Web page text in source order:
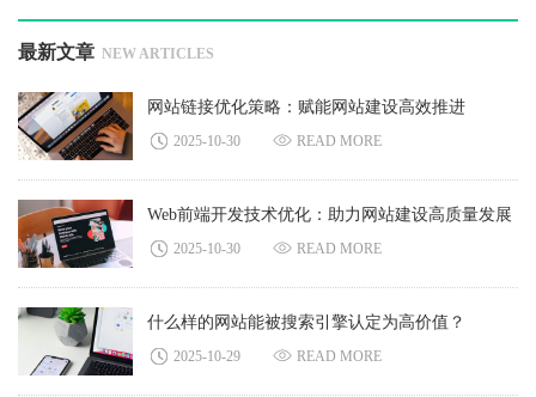
最新文章 NEW ARTICLES
网站链接优化策略：赋能网站建设高效推进
2025-10-30 READ MORE
Web前端开发技术优化：助力网站建设高质量发展
2025-10-30 READ MORE
什么样的网站能被搜索引擎认定为高价值？
2025-10-29 READ MORE